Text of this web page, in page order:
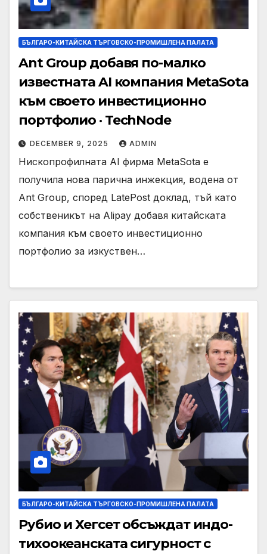
БЪЛГАРО-КИТАЙСКА ТЪРГОВСКО-ПРОМИШЛЕНА ПАЛАТА
Ant Group добавя по-малко
известната AI компания MetaSota
към своето инвестиционно
портфолио · TechNode
DECEMBER 9, 2025 ADMIN
Нископрофилната AI фирма MetaSota е
получила нова парична инжекция, водена от
Ant Group, според LatePost доклад, тъй като
собственикът на Alipay добавя китайската
компания към своето инвестиционно
портфолио за изкуствен…
БЪЛГАРО-КИТАЙСКА ТЪРГОВСКО-ПРОМИШЛЕНА ПАЛАТА
Рубио и Хегсет обсъждат индо-
тихоокеанската сигурност с